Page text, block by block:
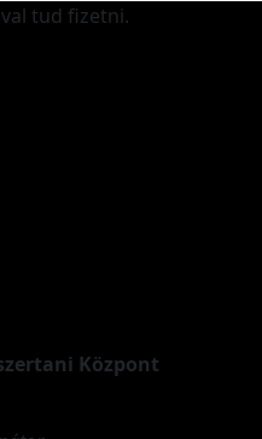
tud fizetni.
Központ